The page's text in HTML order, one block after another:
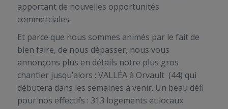
apportant de nouvelles opportunités
commerciales.
Et parce que nous sommes animés par le fait de
bien faire, de nous dépasser, nous vous
annonçons plus en détails notre plus gros
chantier jusqu’alors : VALLÉA à Orvault (44) qui
débutera dans les semaines à venir. Un beau défi
pour nos effectifs : 313 logements et locaux